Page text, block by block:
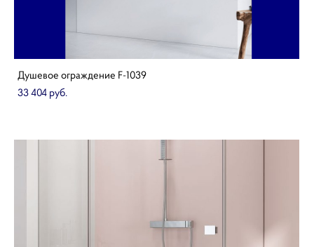
Душевое ограждение F-1039
33 404 pуб.